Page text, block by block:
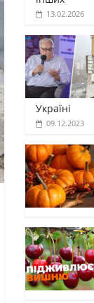
13.02.2026
Україні
09.12.2023